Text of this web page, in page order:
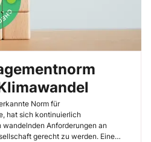
Norm für
hat sich kontinuierlich
Anforderungen an
gerecht zu werden. Eine